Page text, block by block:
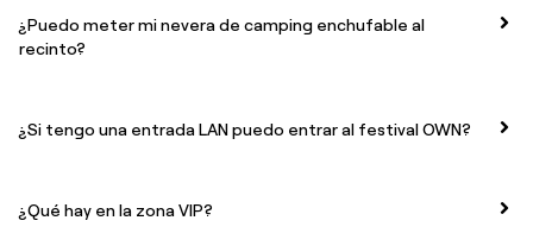
¿Puedo meter mi nevera de camping enchufable al
recinto?
¿Si tengo una entrada LAN puedo entrar al festival OWN?
¿Qué hay en la zona VIP?